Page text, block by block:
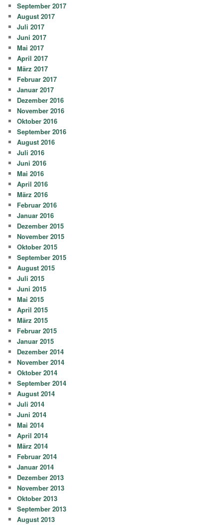
September 2017
August 2017
Juli 2017
Juni 2017
Mai 2017
April 2017
März 2017
Februar 2017
Januar 2017
Dezember 2016
November 2016
Oktober 2016
September 2016
August 2016
Juli 2016
Juni 2016
Mai 2016
April 2016
März 2016
Februar 2016
Januar 2016
Dezember 2015
November 2015
Oktober 2015
September 2015
August 2015
Juli 2015
Juni 2015
Mai 2015
April 2015
März 2015
Februar 2015
Januar 2015
Dezember 2014
November 2014
Oktober 2014
September 2014
August 2014
Juli 2014
Juni 2014
Mai 2014
April 2014
März 2014
Februar 2014
Januar 2014
Dezember 2013
November 2013
Oktober 2013
September 2013
August 2013